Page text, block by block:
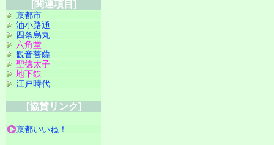
[関連項目]
京都市
油小路通
四条烏丸
六角堂
観音菩薩
聖徳太子
地下鉄
江戸時代
[協賛リンク]
京都いいね！